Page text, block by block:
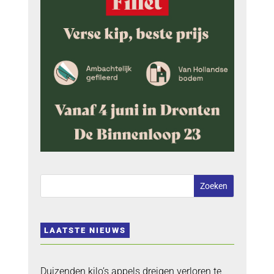
LAATSTE NIEUWS
Duizenden kilo’s appels dreigen verloren te